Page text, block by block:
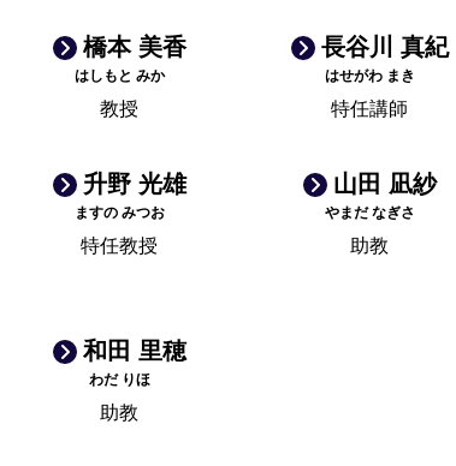
橋本 美香
はしもと みか
教授
長谷川 真紀
はせがわ まき
特任講師
升野 光雄
ますの みつお
特任教授
山田 凪紗
やまだ なぎさ
助教
和田 里穂
わだ りほ
助教